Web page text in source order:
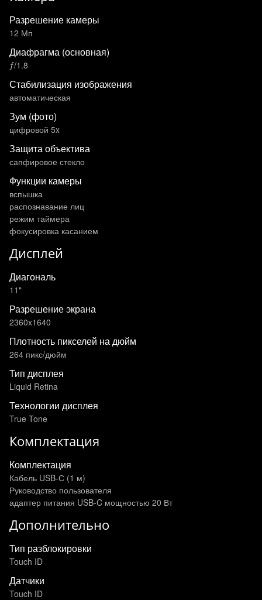
Разрешение камеры
12 Мп
Диафрагма (основная)
ƒ/1.8
Стабилизация изображения
автоматическая
Зум (фото)
цифровой 5x
Защита объектива
сапфировое стекло
Функции камеры
вспышка
распознавание лиц
режим таймера
фокусировка касанием
Дисплей
Диагональ
11"
Разрешение экрана
2360x1640
Плотность пикселей на дюйм
264 пикс/дюйм
Тип дисплея
Liquid Retina
Технологии дисплея
True Tone
Комплектация
Комплектация
Кабель USB-С (1 м)
Руководство пользователя
адаптер питания USB‑C мощностью 20 Вт
Дополнительно
Тип разблокировки
Touch ID
Датчики
Touch ID